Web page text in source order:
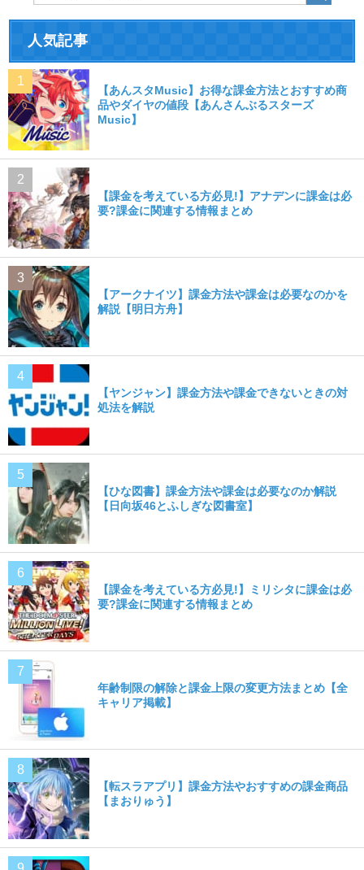
人気記事
【あんスタMusic】お得な課金方法とおすすめ商
品やダイヤの値段【あんさんぶるスターズ
Music】
【課金を考えている方必見!】アナデンに課金は必
要?課金に関連する情報まとめ
【アークナイツ】課金方法や課金は必要なのかを
解説【明日方舟】
【ヤンジャン】課金方法や課金できないときの対
処法を解説
【ひな図書】課金方法や課金は必要なのか解説
【日向坂46とふしぎな図書室】
【課金を考えている方必見!】ミリシタに課金は必
要?課金に関連する情報まとめ
年齢制限の解除と課金上限の変更方法まとめ【全
キャリア掲載】
【転スラアプリ】課金方法やおすすめの課金商品
【まおりゅう】